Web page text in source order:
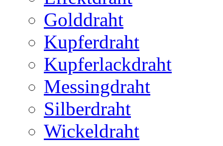
Golddraht
Kupferdraht
Kupferlackdraht
Messingdraht
Silberdraht
Wickeldraht